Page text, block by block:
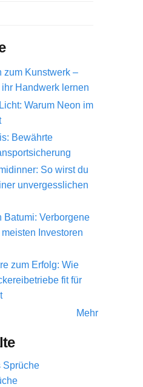
zum Kunstwerk –
Handwerk lernen
Warum Neon im
Bewährte
So wirst du
unvergesslichen
Batumi: Verborgene
Investoren
zum Erfolg: Wie
fit für
Mehr
Sprüche